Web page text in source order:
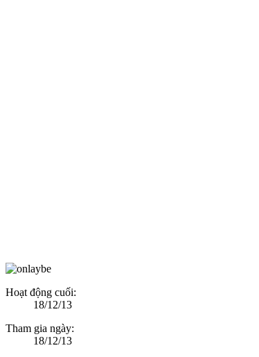
Hoạt động cuối:
18/12/13
Tham gia ngày:
18/12/13